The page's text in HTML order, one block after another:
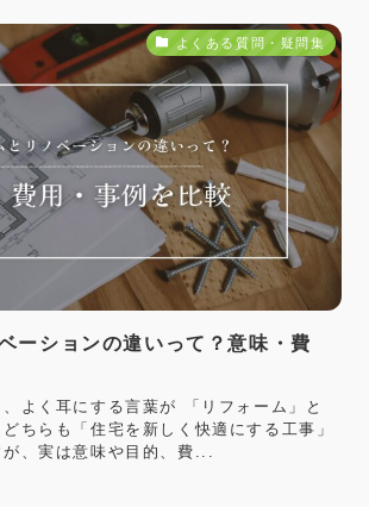
よくある質問・疑問集
ーションの違いって？意味・費
よく耳にする言葉が 「リフォーム」と
ちらも「住宅を新しく快適にする工事」
、実は意味や目的、費...